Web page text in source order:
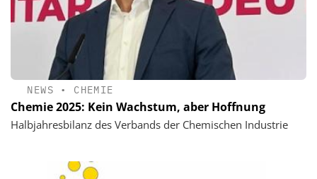
NEWS • CHEMIE
Chemie 2025: Kein Wachstum, aber Hoffnung
Halbjahresbilanz des Verbands der Chemischen Industrie